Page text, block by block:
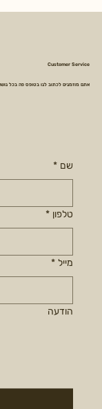
Customer Service
אתם מוזמנים לכתוב לנו בטופס פה בכל
שם *
טלפון *
מייל *
הודעה